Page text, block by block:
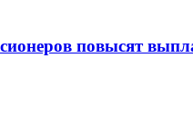
повысят